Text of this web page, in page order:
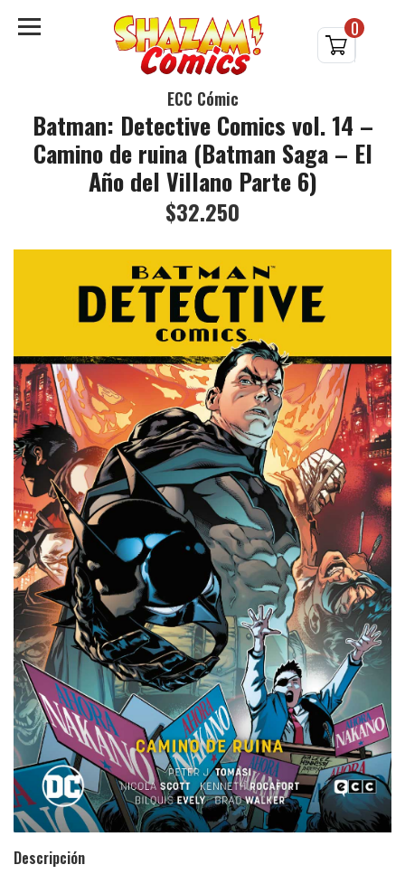
0
ECC Cómic
Batman: Detective Comics vol. 14 –
Camino de ruina (Batman Saga – El
Año del Villano Parte 6)
$32.250
Descripción